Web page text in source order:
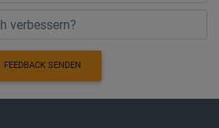
FEEDBACK SENDEN